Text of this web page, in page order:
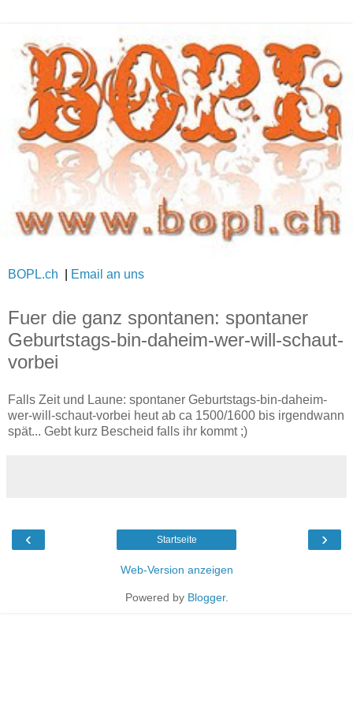
BOPL.ch Email an uns
Fuer die ganz spontanen: spontaner
Geburtstags-bin-daheim-wer-will-schaut-
vorbei
Falls Zeit und Laune: spontaner Geburtstags-bin-daheim-
wer-will-schaut-vorbei heut ab ca 1500/1600 bis irgendwann
spät... Gebt kurz Bescheid falls ihr kommt ;)
‹ ›
Startseite
Web-Version anzeigen
Powered by Blogger.